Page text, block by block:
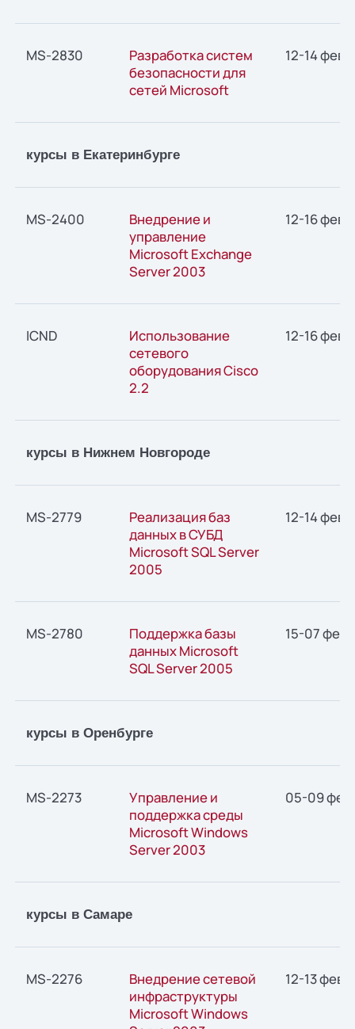
MS-2830
Разработка систем
безопасности для
сетей Microsoft
12-14
курсы в Екатеринбурге
MS-2400
Внедрение и
управление
Microsoft Exchange
Server 2003
12-16
ICND
Использование
сетевого
оборудования Cisco
2.2
12-16
курсы в Нижнем Новгороде
MS-2779
Реализация баз
данных в СУБД
Microsoft SQL Server
2005
12-14
MS-2780
Поддержка базы
данных Microsoft
SQL Server 2005
15-07
курсы в Оренбурге
MS-2273
Управление и
поддержка среды
Microsoft Windows
Server 2003
05-09
курсы в Самаре
MS-2276
Внедрение сетевой
инфраструктуры
Microsoft Windows
12-13